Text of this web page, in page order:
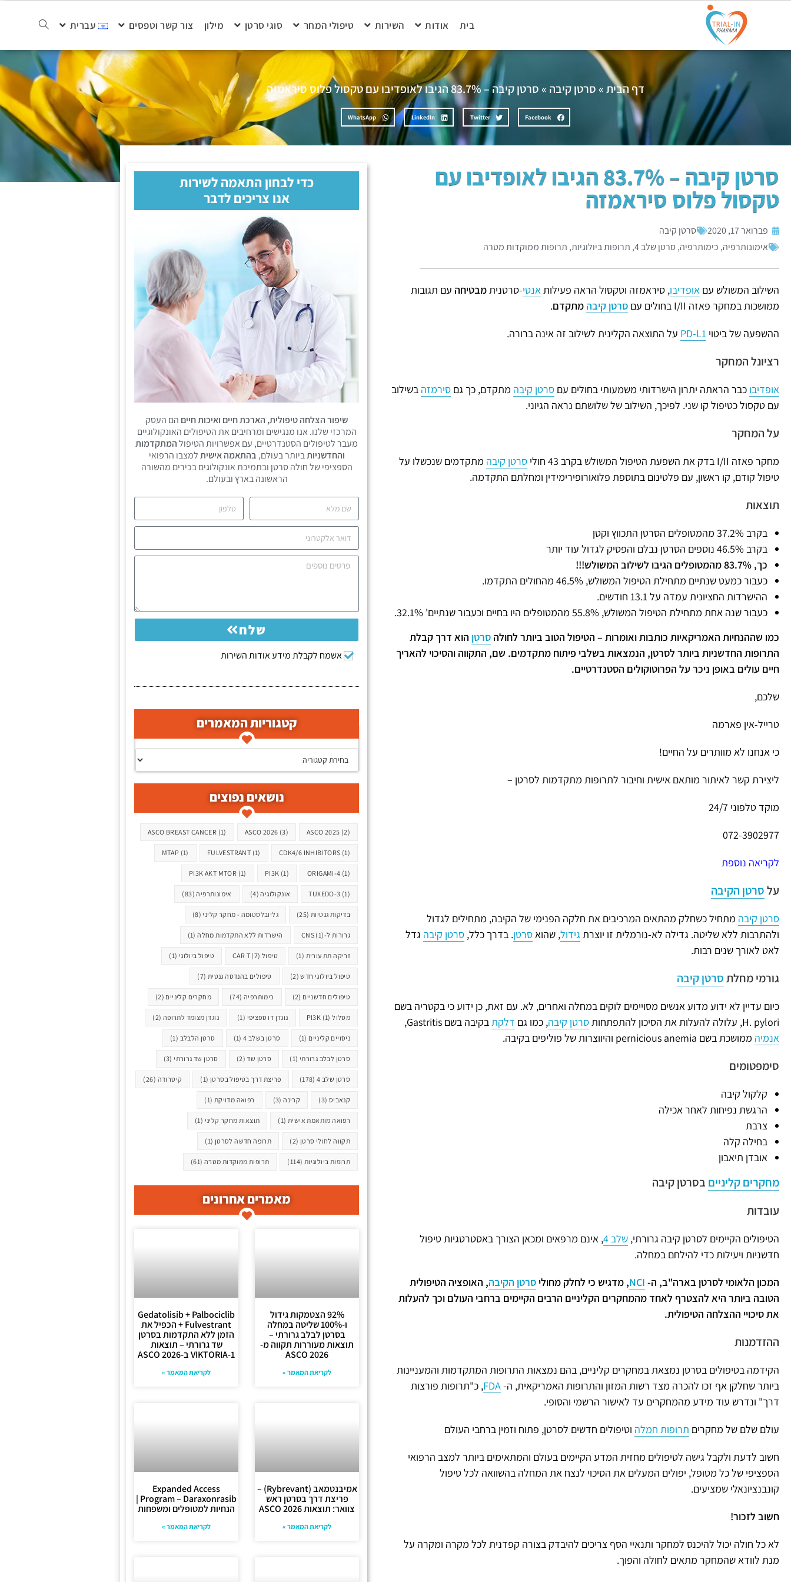
בית אודות השירות טיפולי המחר סוגי סרטן מילון צור קשר וטפסים עברית
דף הבית» סרטן קיבה » סרטן קיבה – 83.7% הגיבו לאופדיבו עם טקסול פלוס סיראמזה
Facebook
Twitter
LinkedIn
WhatsApp
סרטן קיבה – 83.7% הגיבו לאופדיבו עם
טקסול פלוס סיראמזה
פברואר 17, 2020
סרטן קיבה
אימונותרפיה, כימותרפיה,סרטן שלב 4 , תרופות ביולוגיות, תרופות ממוקדות מטרה
השילוב המשולש עם אופדיבו, סיראמזה וטקסול הראה פעילותאנטי-סרטניתמבטיחה עם תגובות
ממושכות במחקר פאזה I/II בחולים עם
סרטן קיבה מתקדם.
ההשפעה של ביטוי PD-L1 על התוצאה הקלינית לשילוב זה אינה ברורה.
רציונל המחקר
אופדיבו כבר הראתה יתרון הישרדותי משמעותי בחולים עם סרטן קיבה מתקדם, כך גם סירמזה בשילוב
עם טקסול כטיפול קו שני. לפיכך, השילוב של שלושתם נראה הגיוני.
על המחקר
מחקר פאזה I/II בדק את השפעת הטיפול המשולש בקרב 43 חולי סרטן קיבה מתקדמים שנכשלו על
טיפול קודם, קו ראשון, עם פלטינום בתוספת פלואורופירימידין ומחלתם התקדמה.
תוצאות
בקרב 37.2% מהמטופלים הסרטן התכווץ וקטן
בקרב 46.5% נוספים הסרטן נבלם והפסיק לגדול עוד יותר
כך, 83.7% מהמטופלים הגיבו לשילוב המשולש!!!
כעבור כמעט שנתיים מתחילת הטיפול המשולש, 46.5% מהחולים התקדמו.
ההישרדות החציונית עמדה על 13.1 חודשים.
כעבור שנה אחת מתחילת הטיפול המשולש, 55.8% מהמטופלים היו בחיים וכעבור שנתיים' 32.1%.
כמו שההנחיות האמריקאיות כותבות ואומרות – הטיפול הטוב ביותר לחולה סרטן הוא דרך קבלת
התרופות החדשניות ביותר לסרטן, הנמצאות בשלבי פיתוח מתקדמים. שם, התקווה והסיכוי להאריך
חיים עולים באופן ניכר על הפרוטוקולים הסטנדרטיים.
שלכם,
טרייל-אין פארמה
כי אנחנו לא מוותרים על החיים!
ליצירת קשר לאיתור מותאם אישית וחיבור לתרופות מתקדמות לסרטן –
מוקד טלפוני 24/7
072-3902977
לקריאה נוספת
עלסרטן הקיבה
סרטן קיבה מתחיל כשחלק מהתאים המרכיבים את חלקה הפנימי של הקיבה, מתחילים לגדול
ולהתרבות ללא שליטה. גדילה לא-נורמלית זו יוצרת גידול, שהואסרטן. בדרך כלל, סרטן קיבה גדל
לאט לאורך שנים רבות.
גורמי מחלתסרטן קיבה
כיום עדיין לא ידוע מדוע אנשים מסויימים לוקים במחלה ואחרים, לא. עם זאת, כן ידוע כי בקטריה בשם
H. pylori, עלולה להעלות את הסיכון להתפתחות
סרטן קיבה, כמו גם דלקתבקיבה בשם Gastritis,
אנמיה ממושכת בשם pernicious anemia והיווצרות של פוליפים בקיבה.
סימפטומים
קלקול קיבה
הרגשת נפיחות לאחר אכילה
צרבת
בחילה קלה
אובדן תיאבון
מחקרים קליניים בסרטן קיבה
עובדות
הטיפולים הקיימים לסרטן קיבה גרורתי, שלב 4
, אינם מרפאים ומכאן הצורך באסטרטגיות טיפול
חדשניות ויעילות כדי להילחם במחלה.
המכון הלאומי לסרטן בארה"ב, ה- NCI, מדגיש כי לחלק מחולי סרטן הקיבה, האופציה הטיפולית
הטובה ביותר היא להצטרף לאחד מהמחקרים הקליניים הרבים הקיימים ברחבי העולם וכך להעלות
את סיכויי ההצלחה הטיפולית.
ההזדמנות
הקידמה בטיפולים בסרטן נמצאת במחקרים קליניים, בהם נמצאות התרופות המתקדמות והמעניינות
ביותר שחלקן אף זכו להכרה מצד רשות המזון והתרופות האמריקאית, ה-FDA, כ"תרופות פורצות
דרך" ונדרש עוד מידע מהמחקרים עד לאישור הרשמי והסופי.
עולם שלם של מחקרים תרופות חמלה וטיפולים חדשים לסרטן, פתוח וזמין ברחבי העולם
חשוב לדעת ולקבל גישה לטיפולים מחזית המדע הקיימים בעולם והמתאימים ביותר למצב הרפואי
הספציפי של כל מטופל, יפולים המעלים את הסיכוי לנצח את המחלה בהשוואה לכל טיפול
קונבנציונאלי שמציעים.
חשוב לזכור!
לא כל חולה יכול להיכנס למחקר ותנאיי הסף צריכים להיבדק בצורה קפדנית לכל מקרה ומקרה על
מנת לוודא שהמחקר מתאים לחולה והפוך.
כדי לבחון התאמה לשירות
אנו צריכים לדבר
שיפור הצלחה טיפולית, הארכת חיים ואיכות חיים הם העסק
המרכזי שלנו. אנו מנגישים ומרחיבים את הטיפולים האונקולוגיים
מעבר לטיפולים הסטנדרטיים, עם אפשרויות הטיפולהמתקדמות
והחדשניותביותר בעולם, בהתאמה אישיתלמצבו הרפואי
הספציפי של חולה סרטן ובתמיכת אונקולוגים בכירים מהשורה
הראשונה בארץ ובעולם.
אשמח לקבלת מידע אודות השירות
שלח
קטגוריות המאמרים
נושאים נפוצים
ASCO 2025 (2)
ASCO 2026 (3)
ASCO BREAST CANCER (1)
CDK4/6 INHIBITORS (1)
FULVESTRANT (1)
MTAP (1)
ORIGAMI-4 (1)
PI3K (1)
PI3K AKT MTOR (1)
TUXEDO-3 (1) אונקולוגיה(4) אימונותרפיה(83)
בדיקות גנטיות (25) גליובלסטומה - מחקר קליני(8)
גרורות ל-CNS(1) הישרדות ללא התקדמות מחלה(1)
זריקה תת עורית (1) טיפול CAR T (7) טיפול ביולוגי (1)
טיפול ביולוגי חדש(2) טיפולים בהנדסה גנטית (7)
טיפולים חדשניים (2) כימותרפיה (74) מחקרים קליניים (2)
מסלול PI3K (1) נוגדן דו ספציפי (1) נוגדן מצומד לתרופה (2)
ניסויים קליניים (1) סרטן בשלב 4 (1) סרטן הלבלב (1)
סרטן לבלב גרורתי (1) סרטן שד(2) סרטן שד גרורתי(3)
סרטן שלב 4 (178) פריצת דרך בטיפול בסרטן (1) קיטרודה (26)
קנאביס (3) קרינה(3) רפואה מדויקת (1)
רפואה מותאמת אישית (1) תוצאות מחקר קליני (1)
תקווה לחולי סרטן (2) תרופה חדשה לסרטן (1)
תרופות ביולוגיות (114) תרופות ממוקדות מטרה (61)
מאמרים אחרונים
92% הצטמקות גידול
ו-100% שליטה במחלה
בסרטן לבלב גרורתי –
תוצאות מעוררות תקווה מ-
ASCO 2026
לקריאת המאמר »
Gedatolisib + Palbociclib
+ Fulvestrant הכפיל את
הזמן ללא התקדמות בסרטן
שד גרורתי – תוצאות
VIKTORIA-1 ב-ASCO 2026
לקריאת המאמר »
אמיבנטמאב (Rybrevant) –
פריצת דרך בסרטן ראש
צוואר: תוצאות ASCO 2026
לקריאת המאמר »
Expanded Access
Program – Daraxonrasib |
הנחיות למטופלים ומשפחות
לקריאת המאמר »